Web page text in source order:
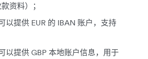
资料）；
以提供 EUR 的 IBAN 账户，支持
以提供 GBP 本地账户信息，用于